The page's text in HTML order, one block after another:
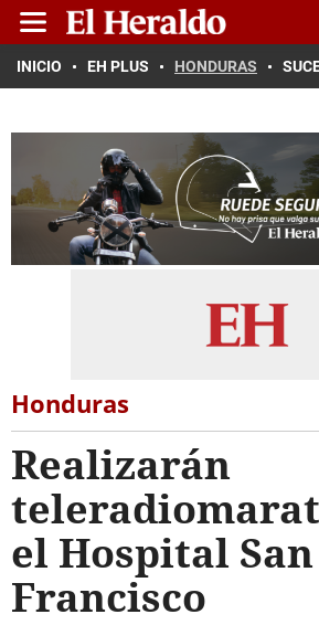
INICIO EH PLUS HONDURAS
Honduras
Realizarán
el Hospital San
Francisco